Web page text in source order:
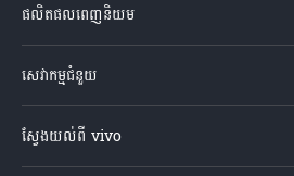
ផលិតផលពេញនិយម
V60 Lite
V60 5G
សេវាកម្មជំនួយ
មជ្ឈមណ្ឌល​សេវាកម្ម
ស្វែងយល់ពី vivo